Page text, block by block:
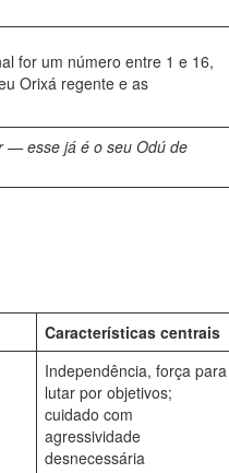
for um número entre 1 e 16,
Orixá regente e as
— esse já é o seu Odú de
Características centrais
Independência, força para
lutar por objetivos;
cuidado com
agressividade
desnecessária